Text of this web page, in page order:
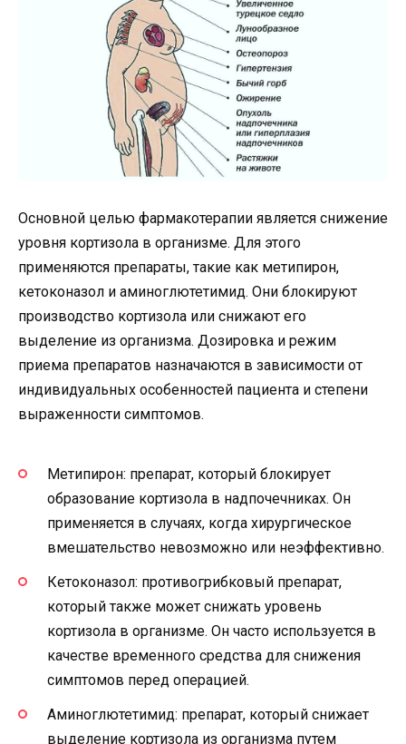
Основной целью фармакотерапии является снижение
уровня кортизола в организме. Для этого
применяются препараты, такие как метипирон,
кетоконазол и аминоглютетимид. Они блокируют
производство кортизола или снижают его
выделение из организма. Дозировка и режим
приема препаратов назначаются в зависимости от
индивидуальных особенностей пациента и степени
выраженности симптомов.
Метипирон: препарат, который блокирует
образование кортизола в надпочечниках. Он
применяется в случаях, когда хирургическое
вмешательство невозможно или неэффективно.
Кетоконазол: противогрибковый препарат,
который также может снижать уровень
кортизола в организме. Он часто используется в
качестве временного средства для снижения
симптомов перед операцией.
Аминоглютетимид: препарат, который снижает
выделение кортизола из организма путем